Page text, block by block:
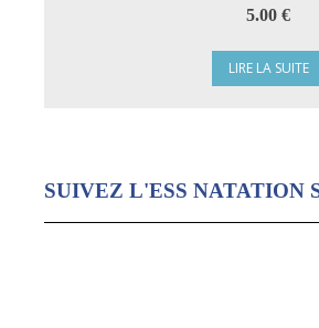
5.00 €
LIRE LA SUITE
SUIVEZ L'ESS NATATION